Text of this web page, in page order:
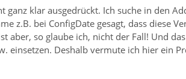
ganz klar ausgedrückt. Ich suche in den
z.B. bei ConfigDate gesagt, dass diese
aber, so glaube ich, nicht der Fall! Und
einsetzen. Deshalb vermute ich hier ein